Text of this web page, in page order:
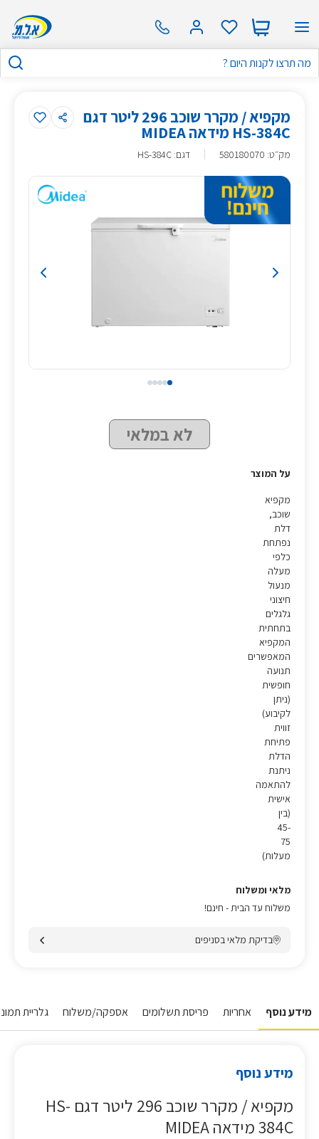
מקפיא / מקרר שוכב 296 ליטר דגם
HS-384C מידאה MIDEA
מק״ט:
580180070 דגם: HS-384C
לא במלאי
על המוצר
מקפיא
שוכב,
דלת
נפתחת
כלפי
מעלה
מנעול
חיצוני
גלגלים
בתחתית
המקפיא
המאפשרים
תנועה
חופשית
(ניתן
לקיבוע)
זווית
פתיחת
הדלת
ניתנת
להתאמה
אישית
(בין
45-
75
מעלות)
מלאי ומשלוח
משלוח עד הבית - חינם!
בדיקת מלאי בסניפים
מידע נוסף אחריות פריסת תשלומים אספקה/משלוח גלריית
מידע נוסף
מקפיא / מקרר שוכב 296 ליטר דגם HS-
384C מידאה MIDEA